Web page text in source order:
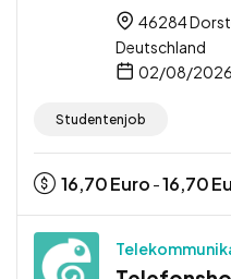
46284
Deutschland
02/08/2026
Studentenjob
16,70Euro -16,70